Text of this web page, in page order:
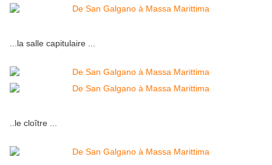
...la salle capitulaire ...
..le cloître ...